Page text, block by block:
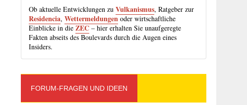
Ob aktuelle Entwicklungen zuVulkanismus, Ratgeber zur
Residencia,Wettermeldungen oder wirtschaftliche
Einblicke in dieZEC – hier erhalten Sie unaufgeregte
Fakten abseits des Boulevards durch die Augen eines
Insiders.
FORUM-FRAGEN UND IDEEN